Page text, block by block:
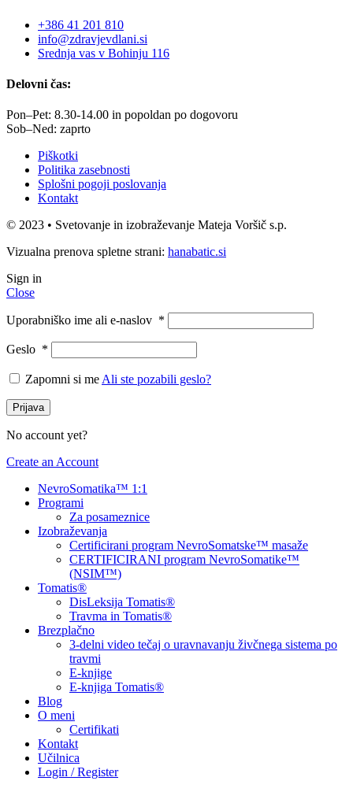
+386 41 201 810
info@zdravjevdlani.si
Srednja vas v Bohinju 116
Delovni čas:
Pon–Pet: 8.30-14.00 in popoldan po dogovoru
Sob–Ned: zaprto
Piškotki
Politika zasebnosti
Splošni pogoji poslovanja
Kontakt
© 2023 • Svetovanje in izobraževanje Mateja Voršič s.p.
Vizualna prenova spletne strani: hanabatic.si
Sign in
Close
Uporabniško ime ali e-naslov *
Geslo *
Zapomni si meAli ste pozabili geslo?
Prijava
No account yet?
Create an Account
NevroSomatika™ 1:1
Programi
Za posameznice
Izobraževanja
Certificirani program NevroSomatske™ masaže
CERTIFICIRANI program NevroSomatike™
(NSIM™)
Tomatis®
DisLeksija Tomatis®
Travma in Tomatis®
Brezplačno
3-delni video tečaj o uravnavanju živčnega sistema po
travmi
E-knjige
E-knjiga Tomatis®
Blog
O meni
Certifikati
Kontakt
Učilnica
Login / Register